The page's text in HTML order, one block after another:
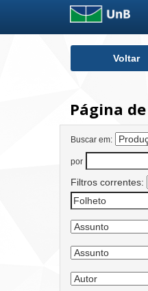
Voltar
Página
Buscar em:
por
Filtros correntes: